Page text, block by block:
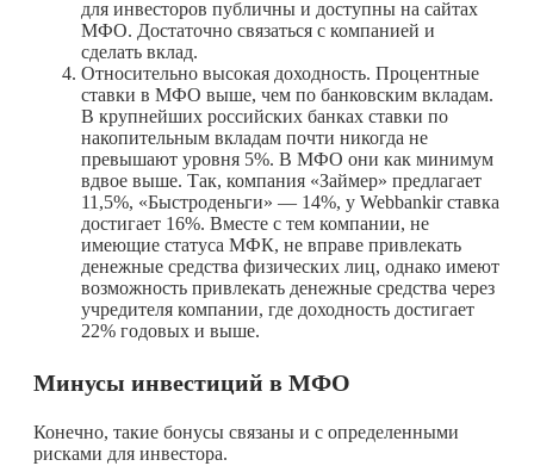
для инвесторов публичны и доступны на сайтах
МФО. Достаточно связаться с компанией и
сделать вклад.
Относительно высокая доходность. Процентные
ставки в МФО выше, чем по банковским вкладам.
В крупнейших российских банках ставки по
накопительным вкладам почти никогда не
превышают уровня 5%. В МФО они как минимум
вдвое выше. Так, компания «Займер» предлагает
11,5%, «Быстроденьги» — 14%, у Webbankir ставка
достигает 16%. Вместе с тем компании, не
имеющие статуса МФК, не вправе привлекать
денежные средства физических лиц, однако имеют
возможность привлекать денежные средства через
учредителя компании, где доходность достигает
22% годовых и выше.
Минусы инвестиций в МФО
Конечно, такие бонусы связаны и с определенными
рисками для инвестора.